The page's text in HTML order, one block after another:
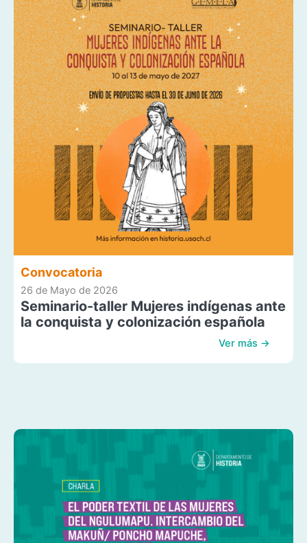
Convocatoria
26 de Mayo de 2026
Seminario-taller Mujeres indígenas ante
la conquista y colonización española
Ver más →